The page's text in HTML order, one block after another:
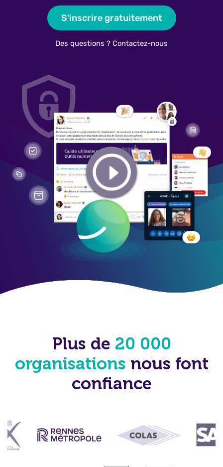
S'inscrire gratuitement
Des questions ? Contactez-nous
Plus de 20 000
organisations nous font
confiance